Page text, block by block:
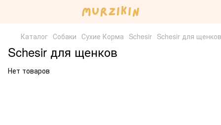
Каталог Собаки Сухие Корма Schesir Schesir для щенков
Schesir для щенков
Нет товаров